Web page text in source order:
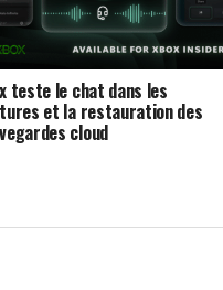
teste le chat dans les
et la restauration des
cloud